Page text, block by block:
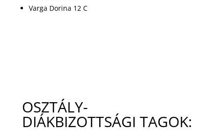
Varga Dorina 12 C
OSZTÁLY-
DIÁKBIZOTTSÁGI TAGOK: